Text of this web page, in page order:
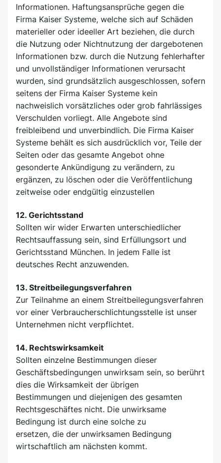
Informationen. Haftungsansprüche gegen die
Firma Kaiser Systeme, welche sich auf Schäden
materieller oder ideeller Art beziehen, die durch
die Nutzung oder Nichtnutzung der dargebotenen
Informationen bzw. durch die Nutzung fehlerhafter
und unvollständiger Informationen verursacht
wurden, sind grundsätzlich ausgeschlossen, sofern
seitens der Firma Kaiser Systeme kein
nachweislich vorsätzliches oder grob fahrlässiges
Verschulden vorliegt. Alle Angebote sind
freibleibend und unverbindlich. Die Firma Kaiser
Systeme behält es sich ausdrücklich vor, Teile der
Seiten oder das gesamte Angebot ohne
gesonderte Ankündigung zu verändern, zu
ergänzen, zu löschen oder die Veröffentlichung
zeitweise oder endgültig einzustellen
12. Gerichtsstand
Sollten wir wider Erwarten unterschiedlicher
Rechtsauffassung sein, sind Erfüllungsort und
Gerichtsstand München. In jedem Falle ist
deutsches Recht anzuwenden.
13. Streitbeilegungsverfahren
Zur Teilnahme an einem Streitbeilegungsverfahren
vor einer Verbraucherschlichtungsstelle ist unser
Unternehmen nicht verpflichtet.
14. Rechtswirksamkeit
Sollten einzelne Bestimmungen dieser
Geschäftsbedingungen unwirksam sein, so berührt
dies die Wirksamkeit der übrigen
Bestimmungen und diejenigen des gesamten
Rechtsgeschäftes nicht. Die unwirksame
Bedingung ist durch eine solche zu
ersetzen, die der unwirksamen Bedingung
wirtschaftlich am nächsten kommt.